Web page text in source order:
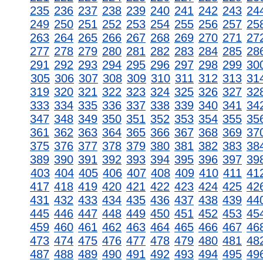
235 236 237 238 239 240 241 242 243
249 250 251 252 253 254 255 256 257
263 264 265 266 267 268 269 270 271
277 278 279 280 281 282 283 284 285
291 292 293 294 295 296 297 298 299
305 306 307 308 309 310 311 312 313
319 320 321 322 323 324 325 326 327
333 334 335 336 337 338 339 340 341
347 348 349 350 351 352 353 354 355
361 362 363 364 365 366 367 368 369
375 376 377 378 379 380 381 382 383
389 390 391 392 393 394 395 396 397
403 404 405 406 407 408 409 410 411
417 418 419 420 421 422 423 424 425
431 432 433 434 435 436 437 438 439
445 446 447 448 449 450 451 452 453
459 460 461 462 463 464 465 466 467
473 474 475 476 477 478 479 480 481
487 488 489 490 491 492 493 494 495